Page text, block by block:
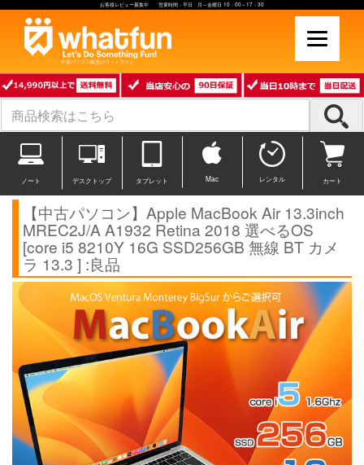
お客様レビュー募集中 営業時間：平日 月～金曜日 10：00～17：30
中古パソコン販売のワットファン
ノート デスクトップ タブレット Mac レンタル カート
【中古パソコン】Apple MacBook Air 13.3inch
MREC2J/A A1932 Retina 2018 選べるOS
[core i5 8210Y 16G SSD256GB 無線 BT カメ
ラ 13.3 ] :良品